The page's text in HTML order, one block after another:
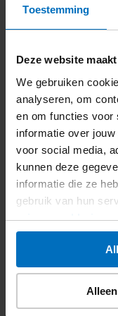
Toestemming
Deze website
We gebruiken
analyseren, om
en om functies voor
informatie over
voor social media,
kunnen deze
informatie die ze
gebruik van hun
privacyverklaring.
en
Kapsalon met
met
friet
van